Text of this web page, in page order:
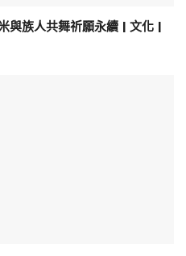
與族人共舞祈願永續 | 文化 |